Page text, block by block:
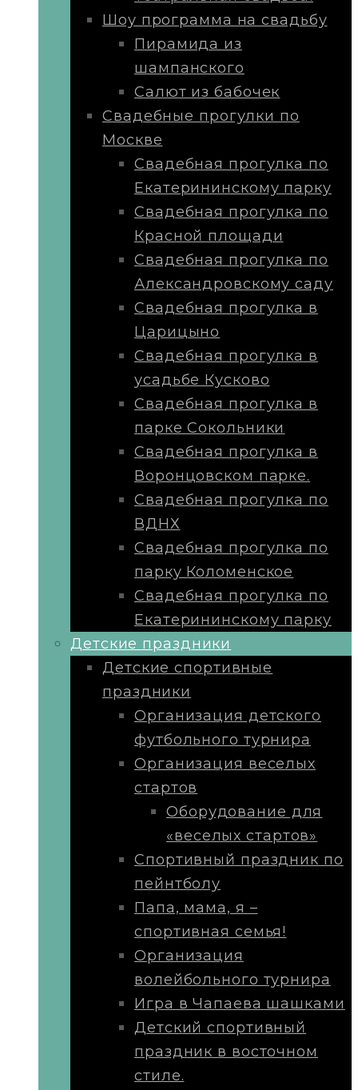
Шоу программа на свадьбу
Пирамида из
шампанского
Салют из бабочек
Свадебные прогулки по
Москве
Свадебная прогулка по
Екатерининскому парку
Свадебная прогулка по
Красной площади
Свадебная прогулка по
Александровскому саду
Свадебная прогулка в
Царицыно
Свадебная прогулка в
усадьбе Кусково
Свадебная прогулка в
парке Сокольники
Свадебная прогулка в
Воронцовском парке.
Свадебная прогулка по
ВДНХ
Свадебная прогулка по
парку Коломенское
Свадебная прогулка по
Екатерининскому парку
Детские праздники
Детские спортивные
праздники
Организация детского
футбольного турнира
Организация веселых
стартов
Оборудование для
«веселых стартов»
Спортивный праздник по
пейнтболу
Папа, мама, я –
спортивная семья!
Организация
волейбольного турнира
Игра в Чапаева шашками
Детский спортивный
праздник в восточном
стиле.